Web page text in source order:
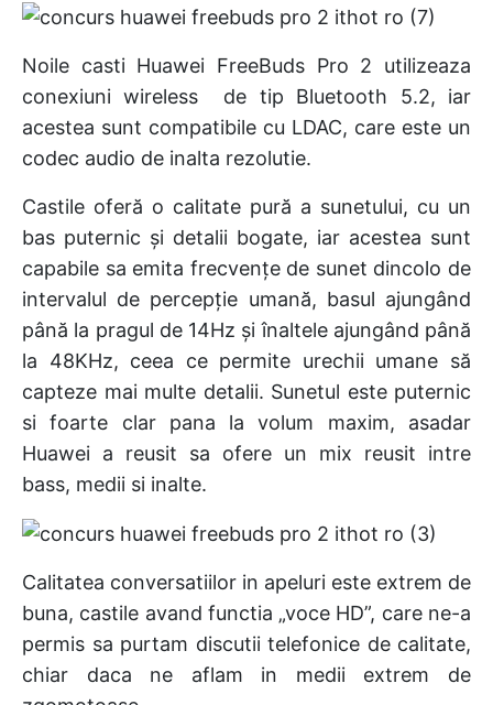
Noile casti Huawei FreeBuds Pro 2 utilizeaza
conexiuni wireless de tip Bluetooth 5.2, iar
acestea sunt compatibile cu LDAC, care este un
codec audio de inalta rezolutie.
Castile oferă o calitate pură a sunetului, cu un
bas puternic și detalii bogate, iar acestea sunt
capabile sa emita frecvențe de sunet dincolo de
intervalul de percepție umană, basul ajungând
până la pragul de 14Hz și înaltele ajungând până
la 48KHz, ceea ce permite urechii umane să
capteze mai multe detalii. Sunetul este puternic
si foarte clar pana la volum maxim, asadar
Huawei a reusit sa ofere un mix reusit intre
bass, medii si inalte.
Calitatea conversatiilor in apeluri este extrem de
buna, castile avand functia „voce HD”, care ne-a
permis sa purtam discutii telefonice de calitate,
chiar daca ne aflam in medii extrem de